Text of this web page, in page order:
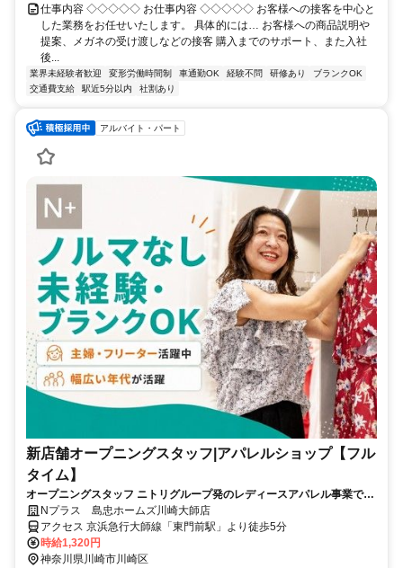
仕事内容 ◇◇◇◇◇ お仕事内容 ◇◇◇◇◇ お客様への接客を中心と
した業務をお任せいたします。 具体的には… お客様への商品説明や
提案、メガネの受け渡しなどの接客 購入までのサポート、また入社
後...
業界未経験者歓迎 変形労働時間制 車通勤OK 経験不問 研修あり
ブランクOK
交通費支給
駅近5分以内 社割あり
アルバイト・パート
新店舗オープニングスタッフ|アパレルショップ【フル
タイム】
オープニングスタッフ ニトリグループ発のレディースアパレル事業で
す。Nプラス 島忠ホームズ川崎大師店
アクセス 京浜急行大師線「東門前駅」より徒歩5分
時給1,320円
神奈川県川崎市川崎区